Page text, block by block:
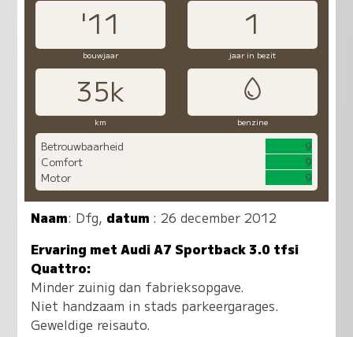
'11 1
bouwjaar jaar in bezit
35k
km benzine
Betrouwbaarheid
9
Comfort
9
Motor
9
Naam: Dfg, datum : 26 december 2012
Ervaring met Audi A7 Sportback 3.0 tfsi
Quattro:
Minder zuinig dan fabrieksopgave.
Niet handzaam in stads parkeergarages.
Geweldige reisauto.